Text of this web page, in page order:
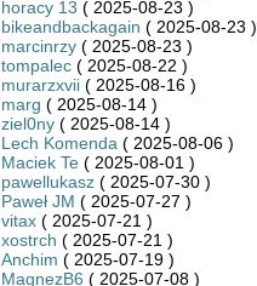
horacy 13 ( 2025-08-23 )
bikeandbackagain ( 2025-08-23 )
marcinrzy( 2025-08-23 )
tompalec( 2025-08-22 )
murarzxvii( 2025-08-16 )
marg ( 2025-08-14 )
ziel0ny( 2025-08-14 )
Lech Komenda ( 2025-08-06 )
Maciek Te( 2025-08-01 )
pawellukasz( 2025-07-30 )
Paweł JM ( 2025-07-27 )
vitax( 2025-07-21 )
xostrch ( 2025-07-21 )
Anchim ( 2025-07-19 )
MagnezB6 ( 2025-07-08 )